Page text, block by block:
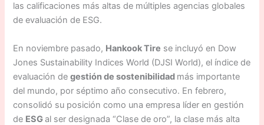
las calificaciones más altas de múltiples agencias globales
de evaluación de ESG.
En noviembre pasado, Hankook Tire se incluyó en Dow
Jones Sustainability Indices World (DJSI World), el índice de
evaluación degestión de sostenibilidad más importante
del mundo, por séptimo año consecutivo. En febrero,
consolidó su posición como una empresa líder en gestión
de ESGal ser designada “Clase de oro”, la clase más alta